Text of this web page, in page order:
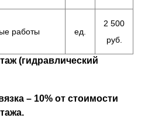
работы ед.
2 500
руб.
(гидравлический
– 10% от стоимости